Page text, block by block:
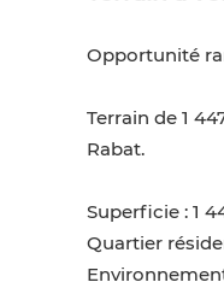
Opportunité
Terrain de 1
Rabat.
Superficie : 1
Quartier